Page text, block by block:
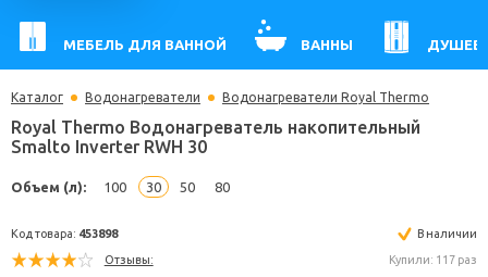
МЕБЕЛЬ ДЛЯ ВАННОЙ ВАННЫ
Каталог Водонагреватели Водонагреватели Royal Thermo
Smalto Inverter RWH 30
Объем (л): 100